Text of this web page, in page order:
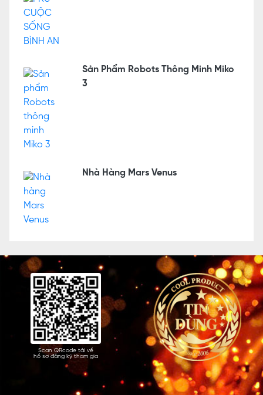
Sản Phẩm Robots Thông Minh Miko
3
Nhà Hàng Mars Venus
Scan QRcode tải về
hồ sơ đăng ký tham gia